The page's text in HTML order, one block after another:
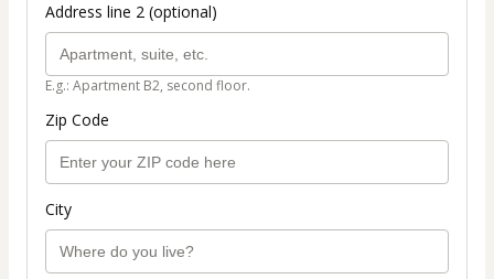
Address line 2 (optional)
E.g.: Apartment B2, second floor.
Zip Code
City